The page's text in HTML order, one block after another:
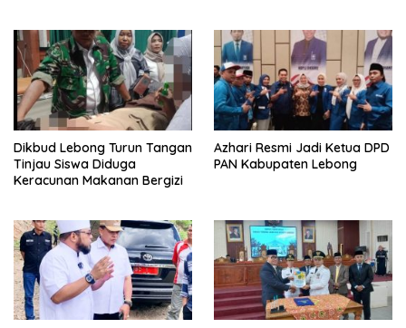
Dikbud Lebong Turun Tangan
Tinjau Siswa Diduga
Keracunan Makanan Bergizi
Azhari Resmi Jadi Ketua DPD
PAN Kabupaten Lebong